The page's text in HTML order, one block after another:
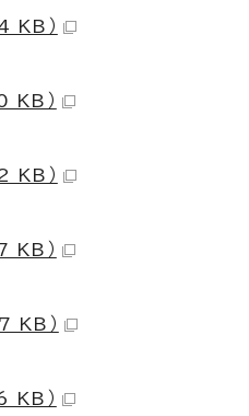
KB）
KB）
KB）
KB）
KB）
KB）